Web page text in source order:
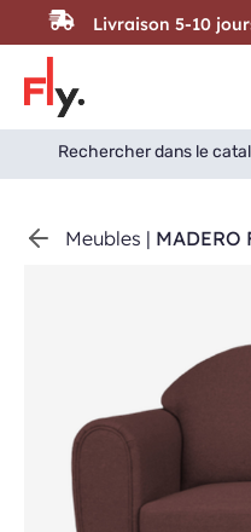
Passer au contenu
Search
for:
Search Button
Meubles | MADERO
Livraison 5-10